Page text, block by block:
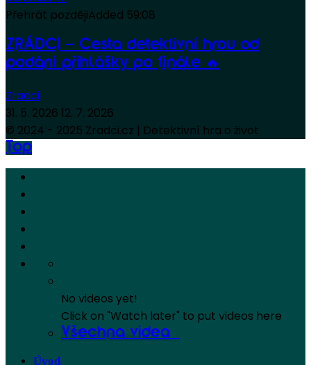
Přehrát pozdějiAdded 59:08
ZRÁDCI – Cesta detektivní hrou od
podání přihlášky po finále 🔥
Zradci
31. 5. 2026 12. 7. 2026
© 2024 - 2025 Zradci.cz | Detektivní hra o život
Top
No videos yet!
Click on "Watch later" to put videos here
Všechna videa
Úvod